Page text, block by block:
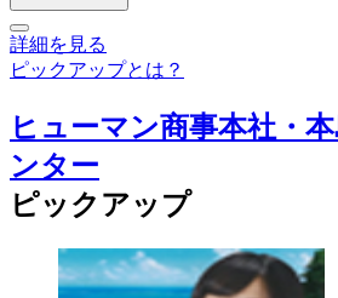
詳細を見る
ピックアップとは？
ヒューマン商事本社・
ンター
ピックアップ